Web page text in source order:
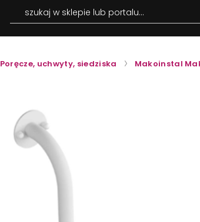
szukaj w sklepie lub portalu...
Poręcze, uchwyty, siedziska Makoinstal